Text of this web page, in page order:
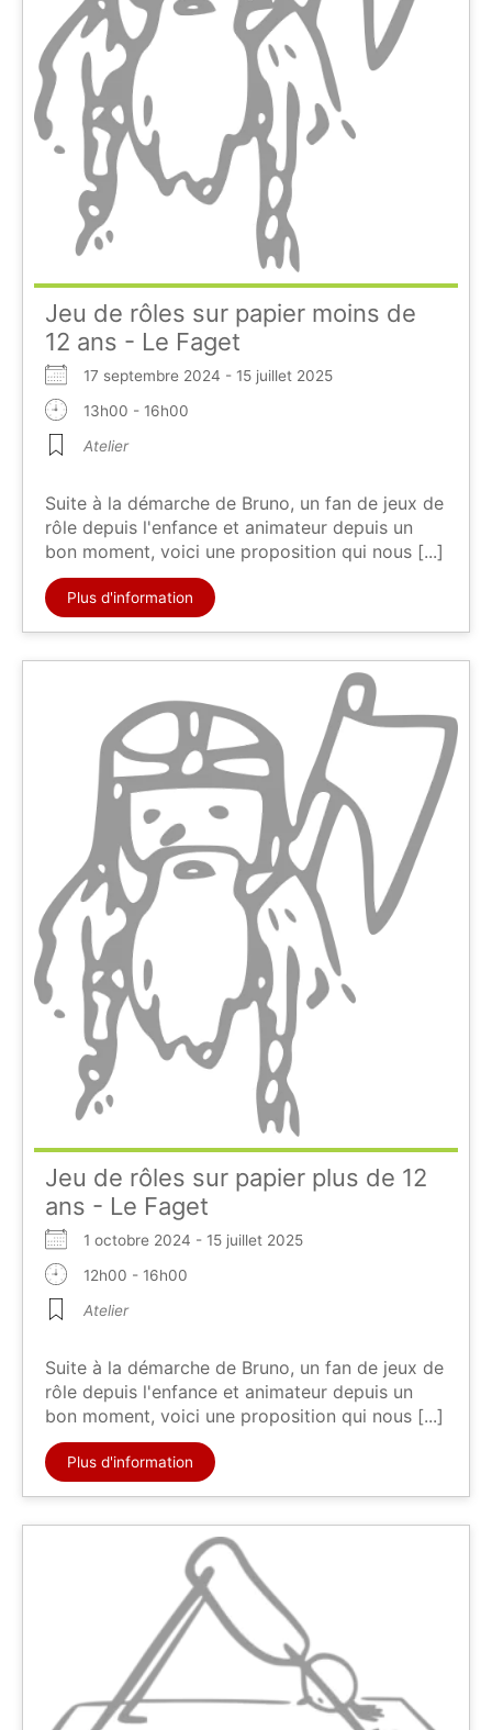
Jeu de rôles sur papier moins de
12 ans - Le Faget
17 septembre 2024 - 15 juillet 2025
13h00 - 16h00
Atelier
Suite à la démarche de Bruno, un fan de jeux de
rôle depuis l'enfance et animateur depuis un
bon moment, voici une proposition qui nous [...]
Plus d'information
Jeu de rôles sur papier plus de 12
ans - Le Faget
1 octobre 2024 - 15 juillet 2025
12h00 - 16h00
Atelier
Suite à la démarche de Bruno, un fan de jeux de
rôle depuis l'enfance et animateur depuis un
bon moment, voici une proposition qui nous [...]
Plus d'information